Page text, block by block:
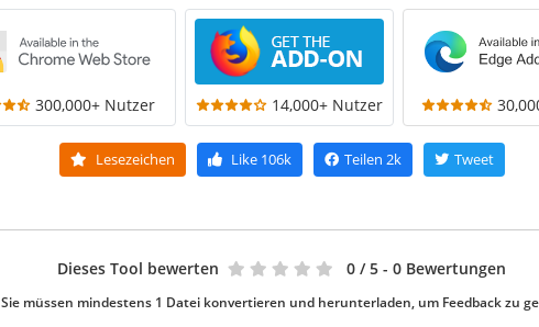
300,000+ Nutzer 14,000+ Nutzer
Lesezeichen Like106k Teilen 2k Tweet
Dieses Tool bewerten 0 / 5 - 0 Bewertungen
Sie müssen mindestens 1 Datei konvertieren und herunterladen, um Feedback zu